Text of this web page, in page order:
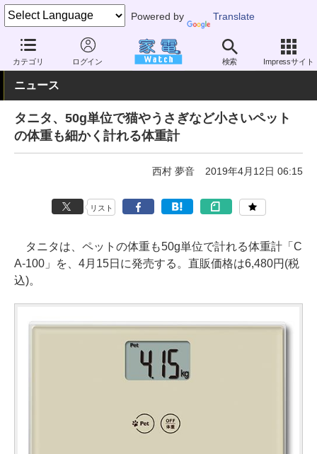
Powered by Translate
カテゴリ ログイン 検索 Impressサイト
家電 Watch ヘルスケア 健康家電 体重体組成計
ニュース
タニタ、50g単位で猫やうさぎなど小さいペット
の体重も細かく計れる体重計
西村 夢音 2019年4月12日 06:15
リスト
タニタは、ペットの体重も50g単位で計れる体重計「C
A-100」を、4月15日に発売する。直販価格は6,480円(税
込)。